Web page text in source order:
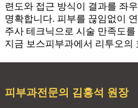
련도와 접근 방식이 결과를 좌
명확합니다. 피부를 끊임없이
주사 테크닉으로 시술 만족도
지금 보스피부과에서 리투오의
피부과전문의 김홍석 원장